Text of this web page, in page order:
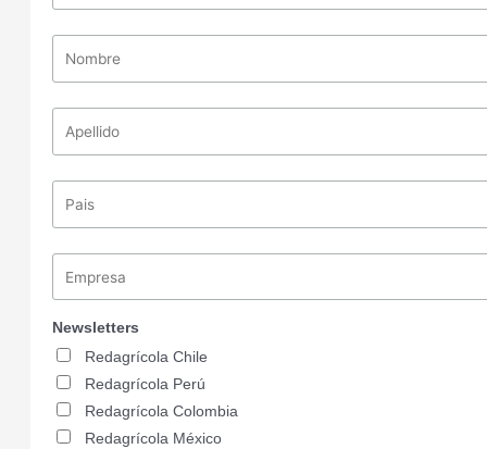
Newsletters
Redagrícola Chile
Redagrícola Perú
Redagrícola Colombia
Redagrícola México